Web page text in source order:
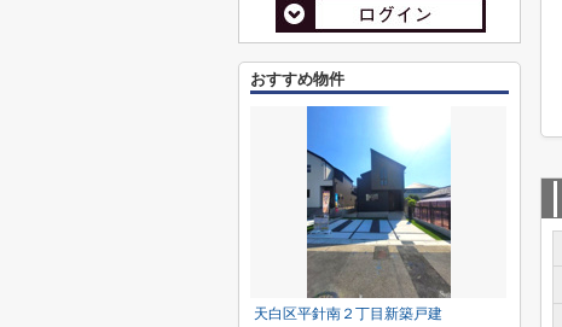
おすすめ物件
天白区平針南２丁目新築戸建